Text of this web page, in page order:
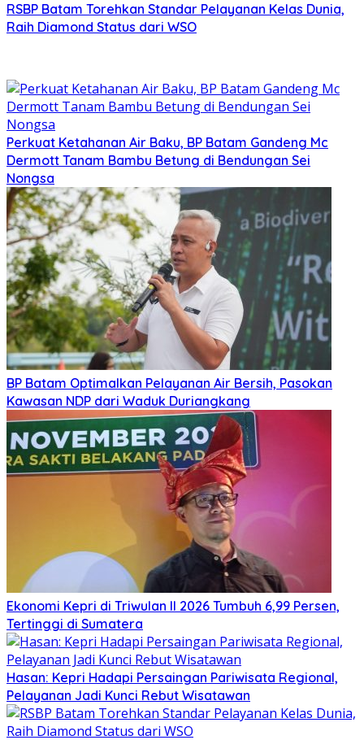
RSBP Batam Torehkan Standar Pelayanan Kelas Dunia,
Raih Diamond Status dari WSO
Perkuat Ketahanan Air Baku, BP Batam Gandeng Mc
Dermott Tanam Bambu Betung di Bendungan Sei
Nongsa
BP Batam Optimalkan Pelayanan Air Bersih, Pasokan
Kawasan NDP dari Waduk Duriangkang
Ekonomi Kepri di Triwulan II 2026 Tumbuh 6,99 Persen,
Tertinggi di Sumatera
Hasan: Kepri Hadapi Persaingan Pariwisata Regional,
Pelayanan Jadi Kunci Rebut Wisatawan